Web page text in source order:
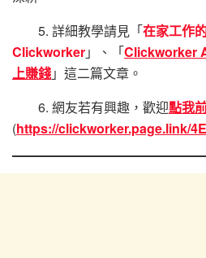
5. 詳細教學請見「在家工作
Clickworker」、「Clickworker
上賺錢」這二篇文章。
6. 網友若有興趣，歡迎點我
(https://clickworker.page.link/